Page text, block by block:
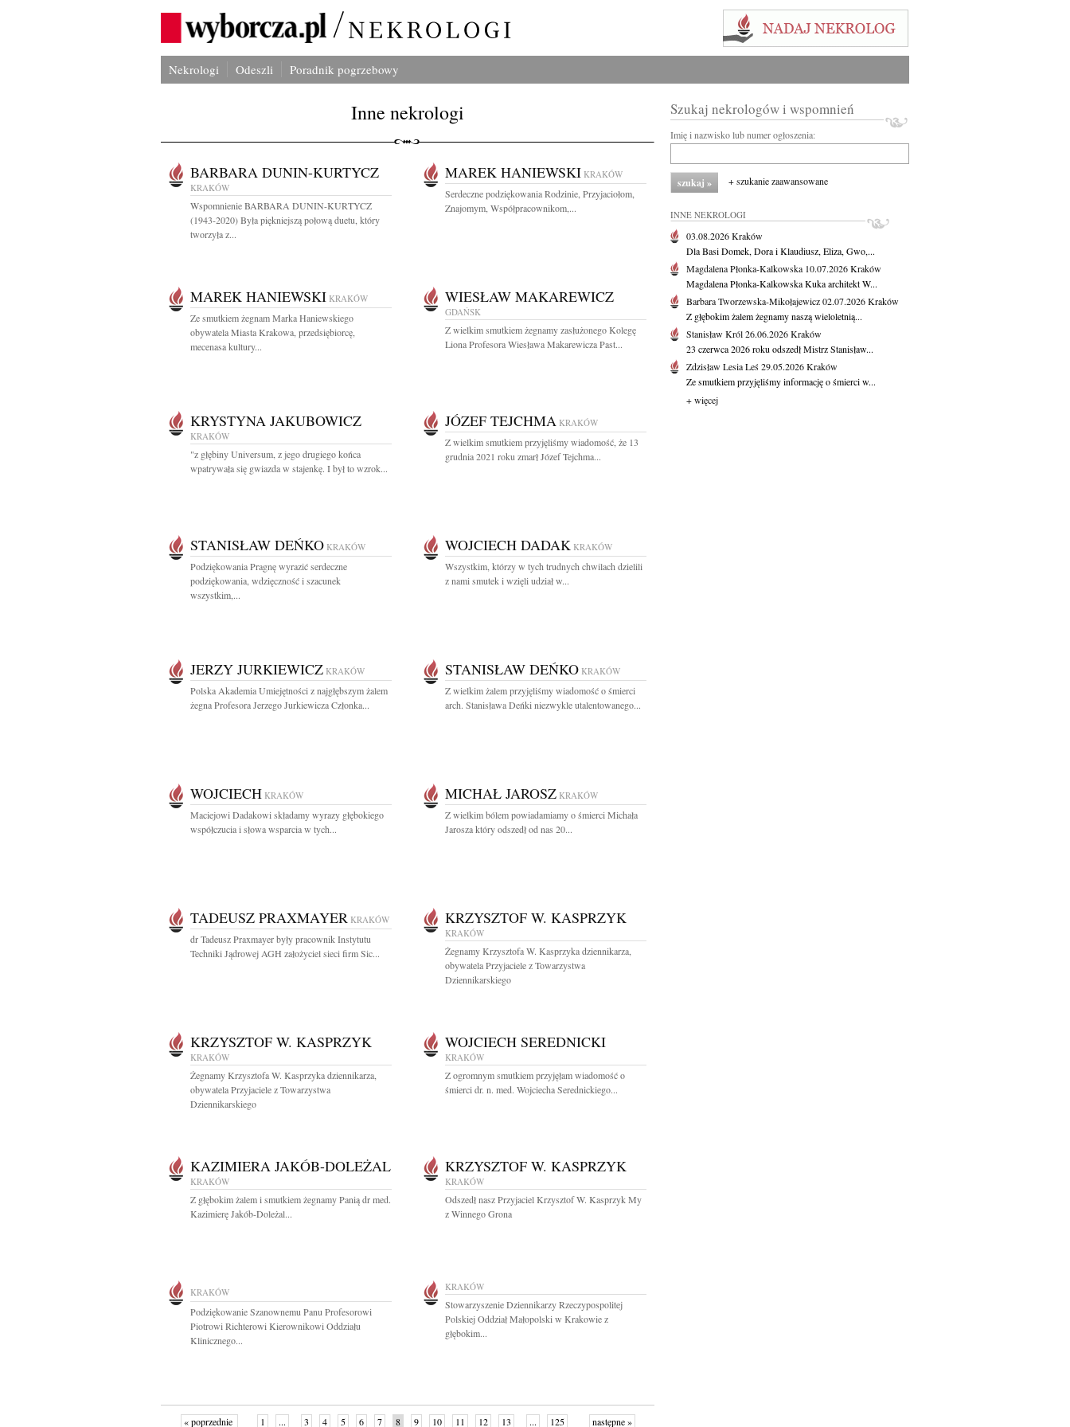
Nekrologi Odeszli Poradnik pogrzebowy
Inne nekrologi
BARBARA DUNIN-KURTYCZ
KRAKÓW
Wspomnienie BARBARA DUNIN-KURTYCZ
(1943-2020) Była piękniejszą połową duetu, który
tworzyła z...
MAREK HANIEWSKI KRAKÓW
Serdeczne podziękowania Rodzinie, Przyjaciołom,
Znajomym, Współpracownikom,...
MAREK HANIEWSKI KRAKÓW
Ze smutkiem żegnam Marka Haniewskiego
obywatela Miasta Krakowa, przedsiębiorcę,
mecenasa kultury...
WIESŁAW MAKAREWICZ
GDAŃSK
Z wielkim smutkiem żegnamy zasłużonego Kolegę
Liona Profesora Wiesława Makarewicza Past...
KRYSTYNA JAKUBOWICZ
KRAKÓW
"z głębiny Universum, z jego drugiego końca
wpatrywała się gwiazda w stajenkę. I był to wzrok...
JÓZEF TEJCHMA KRAKÓW
Z wielkim smutkiem przyjęliśmy wiadomość, że 13
grudnia 2021 roku zmarł Józef Tejchma...
STANISŁAW DEŃKO KRAKÓW
Podziękowania Pragnę wyrazić serdeczne
podziękowania, wdzięczność i szacunek
wszystkim,...
WOJCIECH DADAK KRAKÓW
Wszystkim, którzy w tych trudnych chwilach dzielili
z nami smutek i wzięli udział w...
JERZY JURKIEWICZ KRAKÓW
Polska Akademia Umiejętności z najgłębszym żalem
żegna Profesora Jerzego Jurkiewicza Członka...
STANISŁAW DEŃKO KRAKÓW
Z wielkim żalem przyjęliśmy wiadomość o śmierci
arch. Stanisława Deńki niezwykle utalentowanego...
WOJCIECH KRAKÓW
Maciejowi Dadakowi składamy wyrazy głębokiego
współczucia i słowa wsparcia w tych...
MICHAŁ JAROSZ KRAKÓW
Z wielkim bólem powiadamiamy o śmierci Michała
Jarosza który odszedł od nas 20...
TADEUSZ PRAXMAYER KRAKÓW
dr Tadeusz Praxmayer były pracownik Instytutu
Techniki Jądrowej AGH założyciel sieci firm Sic...
KRZYSZTOF W. KASPRZYK
KRAKÓW
Żegnamy Krzysztofa W. Kasprzyka dziennikarza,
obywatela Przyjaciele z Towarzystwa
Dziennikarskiego
KRZYSZTOF W. KASPRZYK
KRAKÓW
Żegnamy Krzysztofa W. Kasprzyka dziennikarza,
obywatela Przyjaciele z Towarzystwa
Dziennikarskiego
WOJCIECH SEREDNICKI
KRAKÓW
Z ogromnym smutkiem przyjęłam wiadomość o
śmierci dr. n. med. Wojciecha Serednickiego...
KAZIMIERA JAKÓB-DOLEŻAL
KRAKÓW
Z głębokim żalem i smutkiem żegnamy Panią dr med.
Kazimierę Jakób-Doleżal...
KRZYSZTOF W. KASPRZYK
KRAKÓW
Odszedł nasz Przyjaciel Krzysztof W. Kasprzyk My
z Winnego Grona
KRAKÓW
Podziękowanie Szanownemu Panu Profesorowi
Piotrowi Richterowi Kierownikowi Oddziału
Klinicznego...
KRAKÓW
Stowarzyszenie Dziennikarzy Rzeczypospolitej
Polskiej Oddział Małopolski w Krakowie z
głębokim...
« poprzednie 1 ... 3 4 5 6 7 8 9 10 11 12 13 ... 125 następne »
Szukaj nekrologów i wspomnień
Imię i nazwisko lub numer ogłoszenia:
+ szukanie zaawansowane
INNE NEKROLOGI
03.08.2026Kraków
Dla Basi Domek, Dora i Klaudiusz, Eliza, Gwo,...
Magdalena Płonka-Kalkowska 10.07.2026Kraków
Magdalena Płonka-Kalkowska Kuka architekt W...
Barbara Tworzewska-Mikołajewicz02.07.2026Kraków
Z głębokim żalem żegnamy naszą wieloletnią...
Stanisław Król26.06.2026Kraków
23 czerwca 2026 roku odszedł Mistrz Stanisław...
Zdzisław Lesia Leś29.05.2026Kraków
Ze smutkiem przyjęliśmy informację o śmierci w...
+ więcej